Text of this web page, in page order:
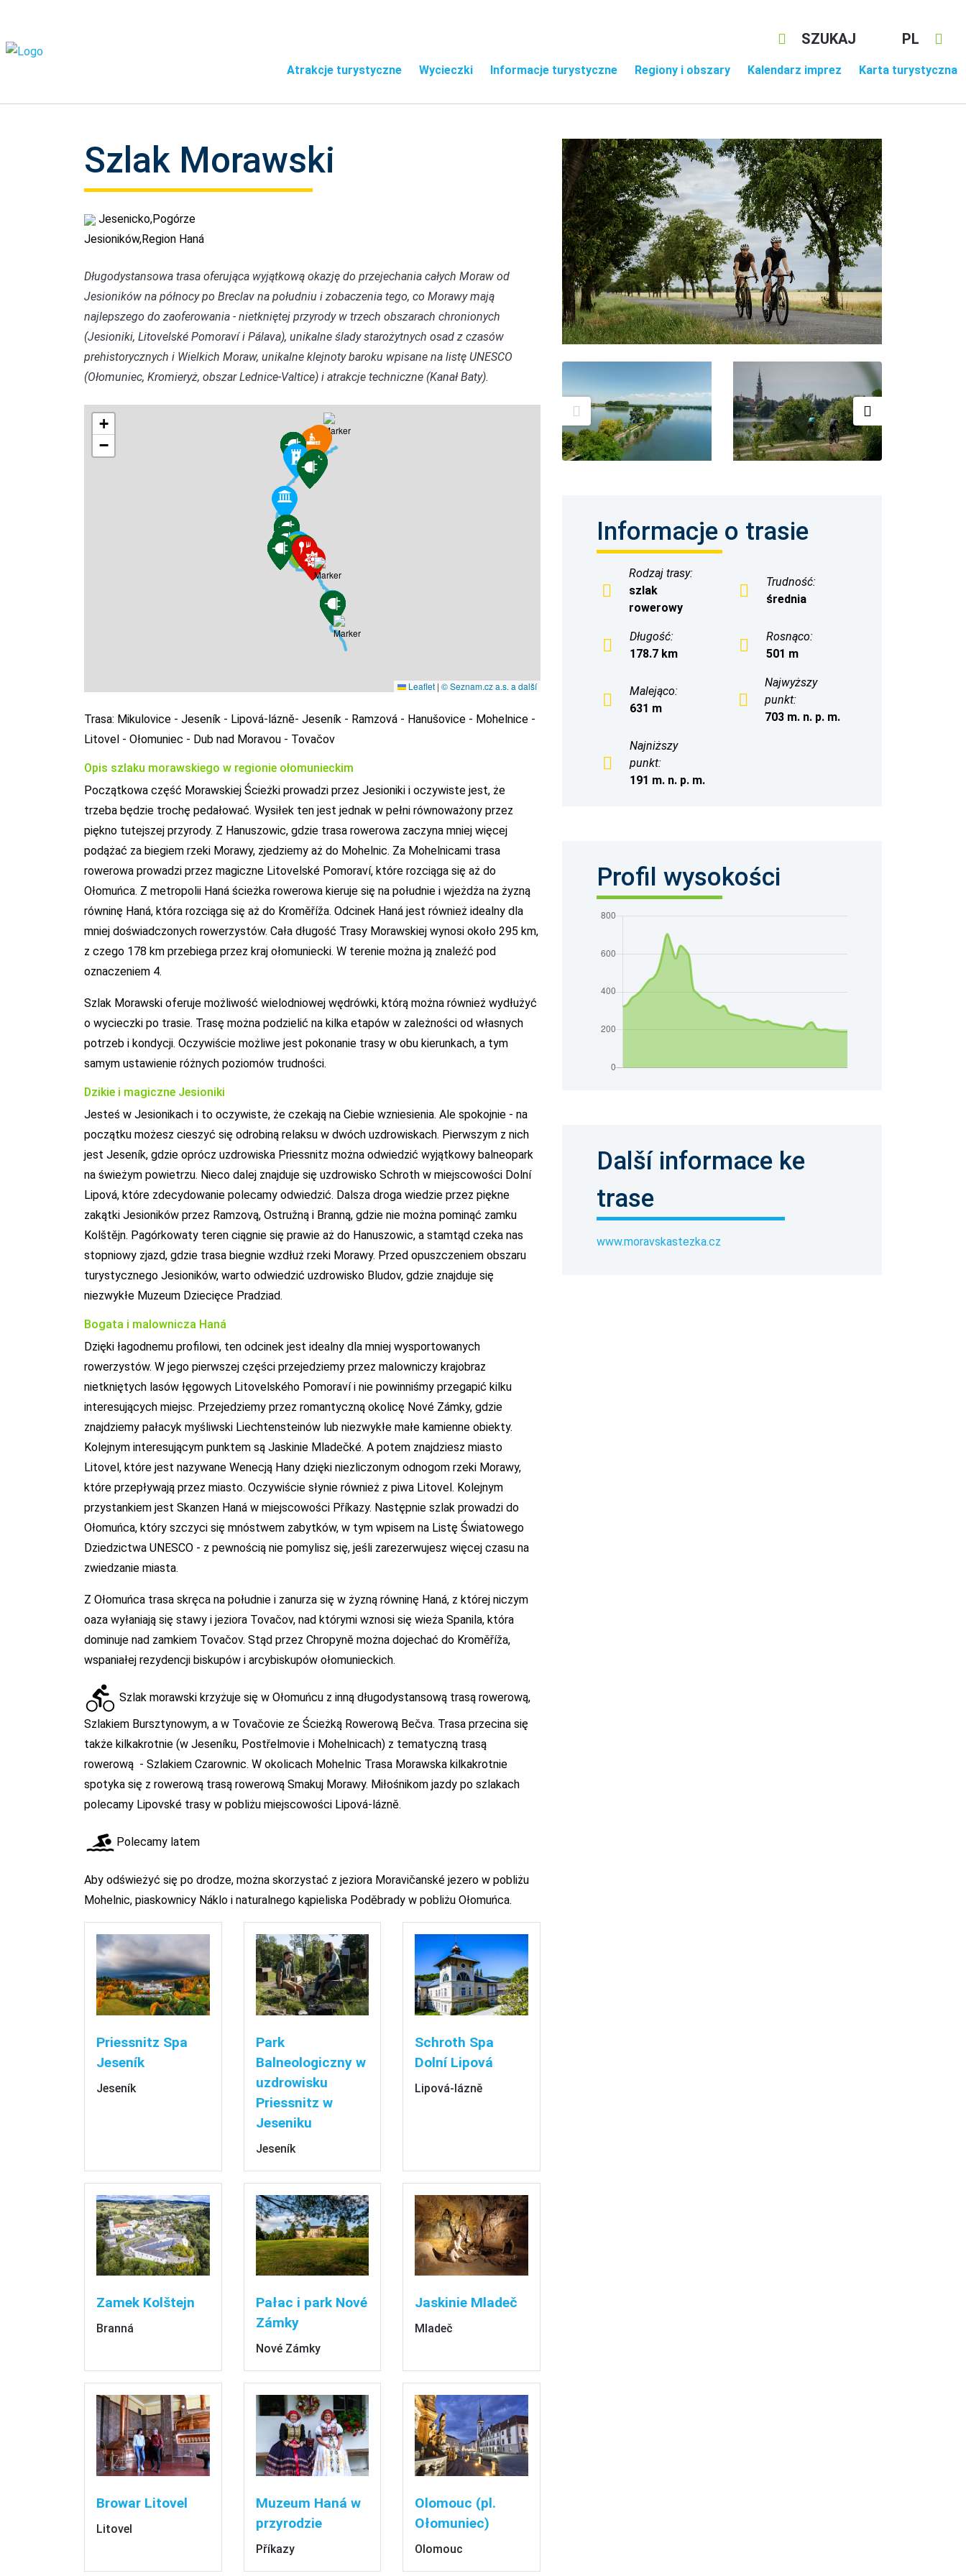
PL
SZUKAJ
Atrakcje turystyczne Wycieczki Informacje turystyczne Regiony i obszary Kalendarz imprez Karta turystyczna
Szlak Morawski
Jesenicko,Pogórze
Jesioników,Region Haná
Długodystansowa trasa oferująca wyjątkową okazję do przejechania całych Moraw od
Jesioników na północy po Breclav na południu i zobaczenia tego, co Morawy mają
najlepszego do zaoferowania - nietkniętej przyrody w trzech obszarach chronionych
(Jesioniki, Litovelské Pomoraví i Pálava), unikalne ślady starożytnych osad z czasów
prehistorycznych i Wielkich Moraw, unikalne klejnoty baroku wpisane na listę UNESCO
(Ołomuniec, Kromieryż, obszar Lednice-Valtice) i atrakcje techniczne (Kanał Baty).
+
−
Leaflet | © Seznam.cz a.s. a další
Trasa: Mikulovice - Jeseník - Lipová-lázně- Jeseník - Ramzová - Hanušovice - Mohelnice -
Litovel - Ołomuniec - Dub nad Moravou - Tovačov
Opis szlaku morawskiego w regionie ołomunieckim
Początkowa część Morawskiej Ścieżki prowadzi przez Jesioniki i oczywiste jest, że
trzeba będzie trochę pedałować. Wysiłek ten jest jednak w pełni równoważony przez
piękno tutejszej przyrody. Z Hanuszowic, gdzie trasa rowerowa zaczyna mniej więcej
podążać za biegiem rzeki Morawy, zjedziemy aż do Mohelnic. Za Mohelnicami trasa
rowerowa prowadzi przez magiczne Litovelské Pomoraví, które rozciąga się aż do
Ołomuńca. Z metropolii Haná ścieżka rowerowa kieruje się na południe i wjeżdża na żyzną
równinę Haná, która rozciąga się aż do Kroměříža. Odcinek Haná jest również idealny dla
mniej doświadczonych rowerzystów. Cała długość Trasy Morawskiej wynosi około 295 km,
z czego 178 km przebiega przez kraj ołomuniecki. W terenie można ją znaleźć pod
oznaczeniem 4.
Szlak Morawski oferuje możliwość wielodniowej wędrówki, którą można również wydłużyć
o wycieczki po trasie. Trasę można podzielić na kilka etapów w zależności od własnych
potrzeb i kondycji. Oczywiście możliwe jest pokonanie trasy w obu kierunkach, a tym
samym ustawienie różnych poziomów trudności.
Dzikie i magiczne Jesioniki
Jesteś w Jesionikach i to oczywiste, że czekają na Ciebie wzniesienia. Ale spokojnie - na
początku możesz cieszyć się odrobiną relaksu w dwóch uzdrowiskach. Pierwszym z nich
jest Jeseník, gdzie oprócz uzdrowiska Priessnitz można odwiedzić wyjątkowy balneopark
na świeżym powietrzu. Nieco dalej znajduje się uzdrowisko Schroth w miejscowości Dolní
Lipová, które zdecydowanie polecamy odwiedzić. Dalsza droga wiedzie przez piękne
zakątki Jesioników przez Ramzovą, Ostružną i Branną, gdzie nie można pominąć zamku
Kolštějn. Pagórkowaty teren ciągnie się prawie aż do Hanuszowic, a stamtąd czeka nas
stopniowy zjazd, gdzie trasa biegnie wzdłuż rzeki Morawy. Przed opuszczeniem obszaru
turystycznego Jesioników, warto odwiedzić uzdrowisko Bludov, gdzie znajduje się
niezwykłe Muzeum Dziecięce Pradziad.
Bogata i malownicza Haná
Dzięki łagodnemu profilowi, ten odcinek jest idealny dla mniej wysportowanych
rowerzystów. W jego pierwszej części przejedziemy przez malowniczy krajobraz
nietkniętych lasów łęgowych Litovelského Pomoraví i nie powinniśmy przegapić kilku
interesujących miejsc. Przejedziemy przez romantyczną okolicę Nové Zámky, gdzie
znajdziemy pałacyk myśliwski Liechtensteinów lub niezwykłe małe kamienne obiekty.
Kolejnym interesującym punktem są Jaskinie Mladečké. A potem znajdziesz miasto
Litovel, które jest nazywane Wenecją Hany dzięki niezliczonym odnogom rzeki Morawy,
które przepływają przez miasto. Oczywiście słynie również z piwa Litovel. Kolejnym
przystankiem jest Skanzen Haná w miejscowości Příkazy. Następnie szlak prowadzi do
Ołomuńca, który szczyci się mnóstwem zabytków, w tym wpisem na Listę Światowego
Dziedzictwa UNESCO - z pewnością nie pomylisz się, jeśli zarezerwujesz więcej czasu na
zwiedzanie miasta.
Z Ołomuńca trasa skręca na południe i zanurza się w żyzną równinę Haná, z której niczym
oaza wyłaniają się stawy i jeziora Tovačov, nad którymi wznosi się wieża Spanila, która
dominuje nad zamkiem Tovačov. Stąd przez Chropyně można dojechać do Kroměříža,
wspaniałej rezydencji biskupów i arcybiskupów ołomunieckich.
Szlak morawski krzyżuje się w Ołomuńcu z inną długodystansową trasą rowerową,
Szlakiem Bursztynowym, a w Tovačovie ze Ścieżką Rowerową Bečva. Trasa przecina się
także kilkakrotnie (w Jeseníku, Postřelmovie i Mohelnicach) z tematyczną trasą
rowerową - Szlakiem Czarownic. W okolicach Mohelnic Trasa Morawska kilkakrotnie
spotyka się z rowerową trasą rowerową Smakuj Morawy. Miłośnikom jazdy po szlakach
polecamy Lipovské trasy w pobliżu miejscowości Lipová-lázně.
Polecamy latem
Aby odświeżyć się po drodze, można skorzystać z jeziora Moravičanské jezero w pobliżu
Mohelnic, piaskownicy Náklo i naturalnego kąpieliska Poděbrady w pobliżu Ołomuńca.
Priessnitz Spa
Jeseník
Jeseník
Park
Balneologiczny w
uzdrowisku
Priessnitz w
Jeseniku
Jeseník
Schroth Spa
Dolní Lipová
Lipová-lázně
Zamek Kolštejn
Branná
Pałac i park Nové
Zámky
Nové Zámky
Jaskinie Mladeč
Mladeč
Browar Litovel
Litovel
Muzeum Haná w
przyrodzie
Příkazy
Olomouc (pl.
Ołomuniec)
Olomouc
Informacje o trasie
Rodzaj trasy:
szlak
rowerowy
Trudność:
średnia
Długość:
178.7 km
Rosnąco:
501 m
Malejąco:
631 m
Najwyższy
punkt:
703 m. n. p. m.
Najniższy
punkt:
191 m. n. p. m.
Profil wysokości
Další informace ke
trase
www.moravskastezka.cz